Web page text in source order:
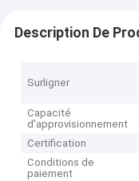
Description De
Surligner
Capacité
d'approvisionnement
Certification
Conditions de
paiement